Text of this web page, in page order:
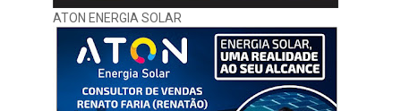
ATON ENERGIA SOLAR